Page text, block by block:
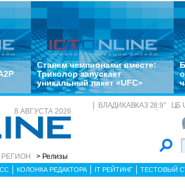
Станем чемпионами вместе:
Триколор запускает
уникальный пакет «UFC»
8 АВГУСТА 2026
РЕГИОН > Релизы
ВЛАДИКАВКАЗ 28.9° ЦБ
КОЛОНКА РЕДАКТОРА IT РЕЙТИНГ ТЕСТОВЫЙ